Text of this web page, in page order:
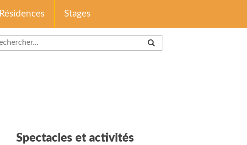
Résidences Stages
Spectacles et activités